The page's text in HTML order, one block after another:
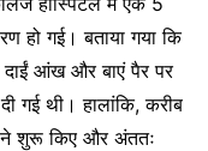
हो गई। बताया गया कि
दाईं आंख और बाएं पैर पर
गई थी। हालांकि, करीब
शुरू किए और अंततः